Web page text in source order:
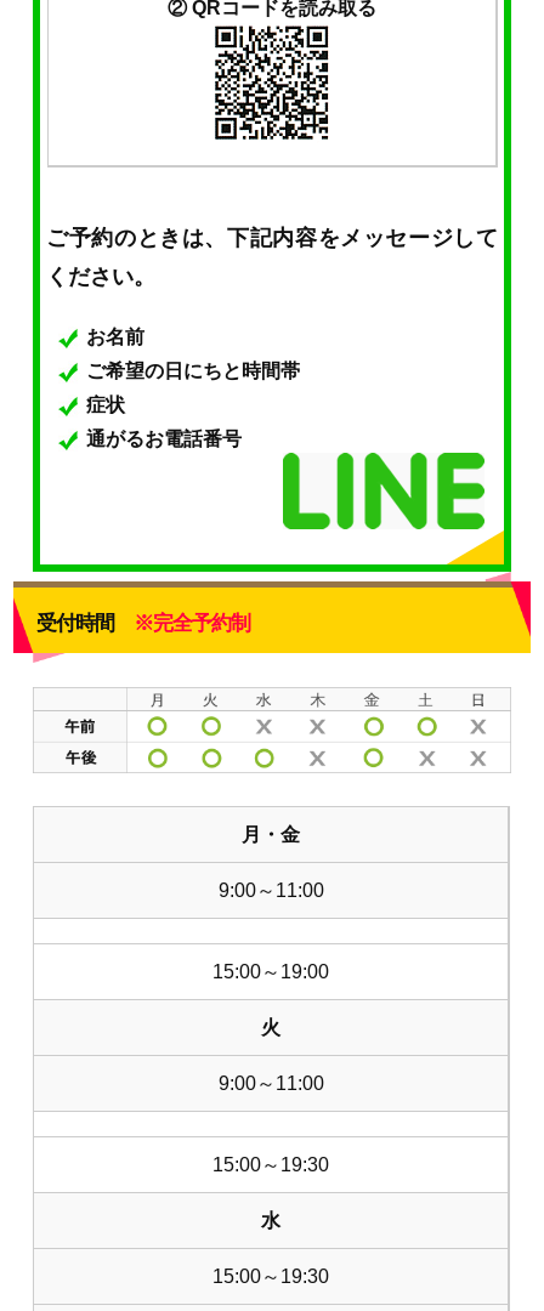
② QRコードを読み取る
ご予約のときは、下記内容をメッセージして
ください。
お名前
ご希望の日にちと時間帯
症状
通がるお電話番号
受付時間 ※完全予約制
月・金
9:00～11:00
15:00～19:00
火
9:00～11:00
15:00～19:30
水
15:00～19:30